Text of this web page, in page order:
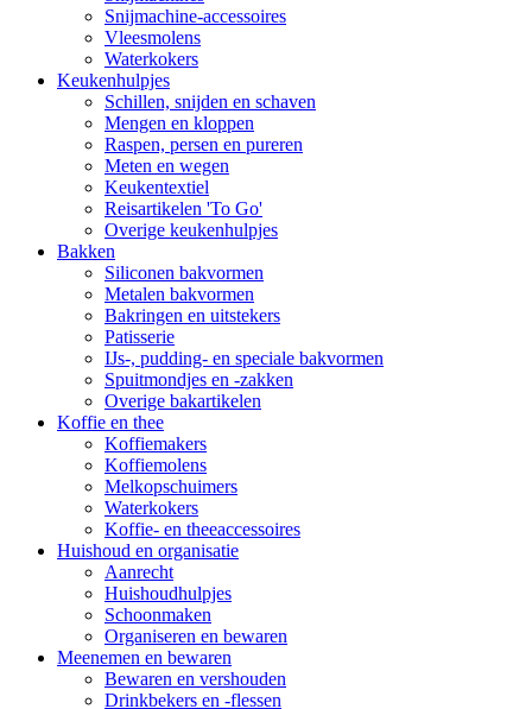
Snijmachine-accessoires
Vleesmolens
Waterkokers
Keukenhulpjes
Schillen, snijden en schaven
Mengen en kloppen
Raspen, persen en pureren
Meten en wegen
Keukentextiel
Reisartikelen 'To Go'
Overige keukenhulpjes
Bakken
Siliconen bakvormen
Metalen bakvormen
Bakringen en uitstekers
Patisserie
IJs-, pudding- en speciale bakvormen
Spuitmondjes en -zakken
Overige bakartikelen
Koffie en thee
Koffiemakers
Koffiemolens
Melkopschuimers
Waterkokers
Koffie- en theeaccessoires
Huishoud en organisatie
Aanrecht
Huishoudhulpjes
Schoonmaken
Organiseren en bewaren
Meenemen en bewaren
Bewaren en vershouden
Drinkbekers en -flessen